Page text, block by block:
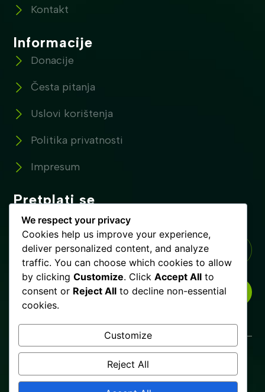
Kontakt
Informacije
Donacije
Česta pitanja
Uslovi korištenja
Politika privatnosti
Impresum
Pretplati se
Pretplatite se na naše novosti !
PRETPLATI SE
Glista.ba © Copyrights 2025. Sva prava zadržana.
Uslovi korištenjaPolitika privatnostiImpresum
We respect your privacy
Cookies help us improve your experience,
deliver personalized content, and analyze
traffic. You can choose which cookies to allow
by clicking Customize. Click Accept All to
consent or Reject All to decline non-essential
cookies.
Customize
Reject All